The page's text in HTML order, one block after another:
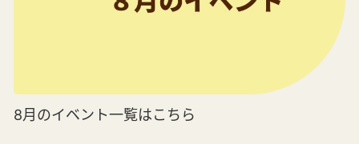
8月のイベント一覧はこちら